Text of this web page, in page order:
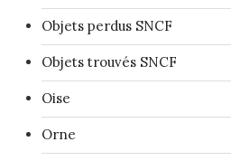
Objets perdus SNCF
Objets trouvés SNCF
Oise
Orne